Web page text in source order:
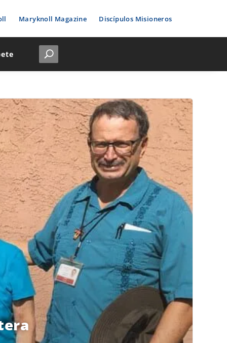
Maryknoll Magazine Discípulos Misioneros